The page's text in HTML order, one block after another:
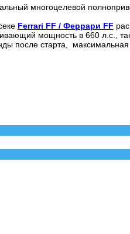
многоцелевой
Ferrari FF / Феррари FF
мощность в 660 л.с.,
после старта, максимальная